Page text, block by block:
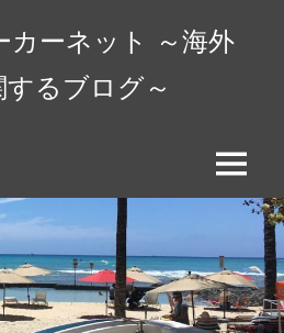
カーネット ～海外
るブログ～
メ
ー